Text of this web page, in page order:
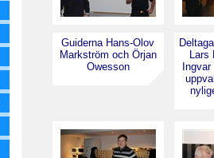
Guiderna Hans-Olov
Markström och Örjan
Owesson
Lars